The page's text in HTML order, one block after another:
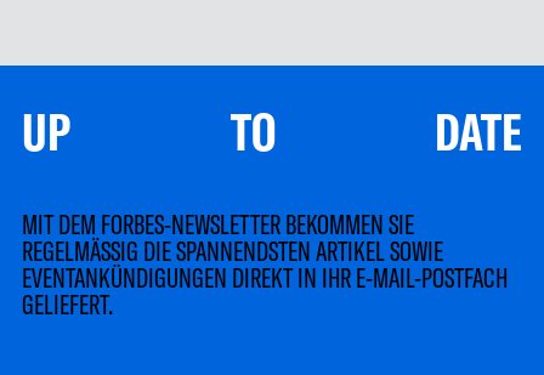
UP TO DATE
MIT DEM FORBES-NEWSLETTER BEKOMMEN SIE
REGELMÄSSIG DIE SPANNENDSTEN ARTIKEL SOWIE
EVENTANKÜNDIGUNGEN DIREKT IN IHR E-MAIL-POSTFACH
GELIEFERT.